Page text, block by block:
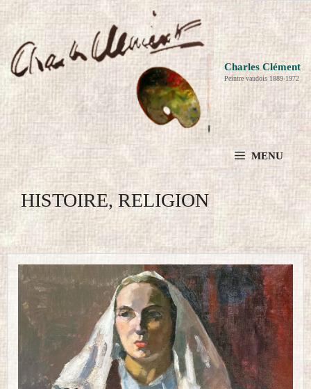
Aller
contenu
Charles Clément
Peintre vaudois 1889-1972
MENU
HISTOIRE, RELIGION